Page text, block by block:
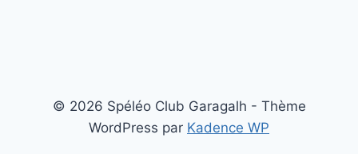
© 2026 Spéléo Club Garagalh - Thème
WordPress par Kadence WP